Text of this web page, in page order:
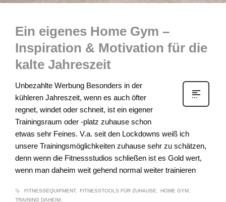
Ein eigenes Home Gym –
Inspiration & Motivation für die
kalte Jahreszeit
Unbezahlte Werbung Besonders in der
kühleren Jahreszeit, wenn es auch öfter
regnet, windet oder schneit, ist ein eigener
Trainingsraum oder -platz zuhause schon
etwas sehr Feines. V.a. seit den Lockdowns weiß ich
unsere Trainingsmöglichkeiten zuhause sehr zu schätzen,
denn wenn die Fitnessstudios schließen ist es Gold wert,
wenn man daheim weit gehend normal weiter trainieren
FITNESSEQUIPMENT FITNESSTOOLS FÜR ZUHAUSE
HOME GYM
TRAINING DAHEIM